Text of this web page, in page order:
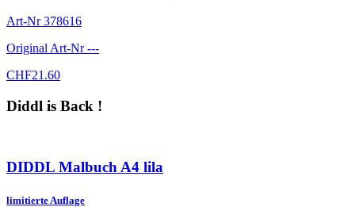
Art-Nr378616
Original Art-Nr---
CHF21.60
Diddl is Back !
DIDDL Malbuch A4 lila
limitierte Auflage